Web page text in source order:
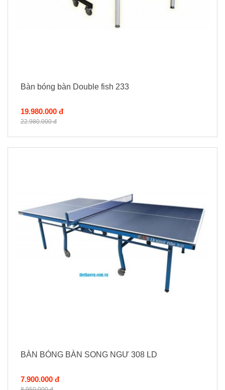
Bàn bóng bàn Double fish 233
19.980.000 đ
22.980.000 đ
BÀN BÓNG BÀN SONG NGƯ 308 LD
7.900.000 đ